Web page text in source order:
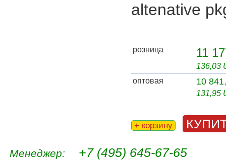
altenative
розница 11
136,03
оптовая
10
131,95
+ корзину
Менеджер: +7 (495) 645-67-65